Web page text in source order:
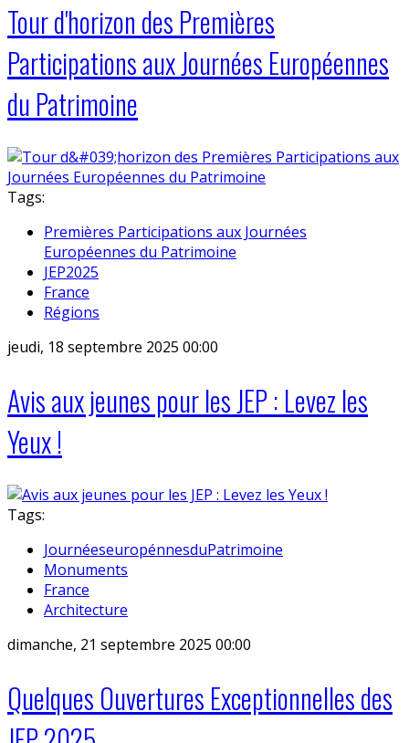
Tour d'horizon des Premières
Participations aux Journées Européennes
du Patrimoine
Tags:
Premières Participations aux Journées
Européennes du Patrimoine
JEP2025
France
Régions
jeudi, 18 septembre 2025 00:00
Avis aux jeunes pour les JEP : Levez les
Yeux !
Tags:
JournéeseuropénnesduPatrimoine
Monuments
France
Architecture
dimanche, 21 septembre 2025 00:00
Quelques Ouvertures Exceptionnelles des